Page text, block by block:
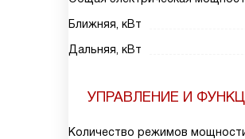
Ближняя, кВт
Дальняя, кВт
УПРАВЛЕНИЕ И
Количество режимов